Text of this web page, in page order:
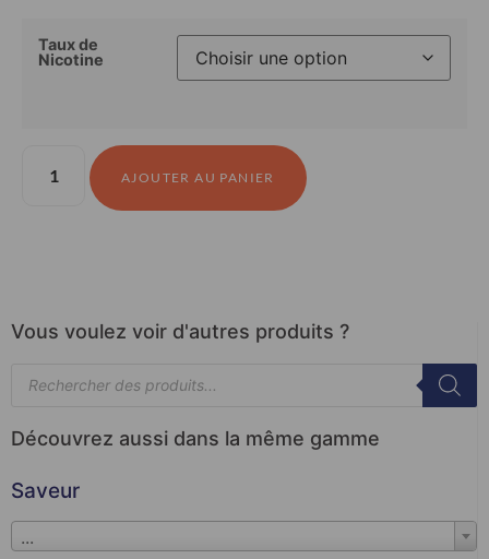
Taux de
Nicotine
AJOUTER AU PANIER
Vous voulez voir d'autres produits ?
Découvrez aussi dans la même gamme
Saveur
...